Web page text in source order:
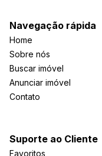
Navegação rápida
Home
Sobre nós
Buscar imóvel
Anunciar imóvel
Contato
Suporte ao Cliente
Favoritos